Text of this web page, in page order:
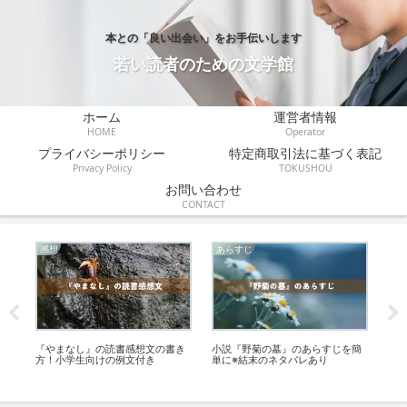
本との「良い出会い」をお手伝いします
若い読者のための文学館
ホーム
HOME
運営者情報
Operator
プライバシーポリシー
Privacy Policy
特定商取引法に基づく表記
TOKUSHOU
お問い合わせ
CONTACT
感想
『やまなし』の読書感想文の書き
方！小学生向けの例文付き
あらすじ
小説『野菊の墓』のあらすじを簡
単に※結末のネタバレあり